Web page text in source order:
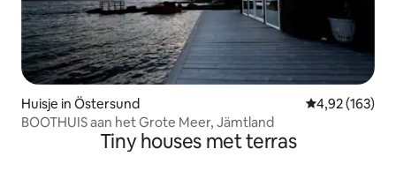
Huisje in Östersund Gemiddelde
4,92 (163)
BOOTHUIS aan het Grote Meer, Jämtland
Tiny houses met terras